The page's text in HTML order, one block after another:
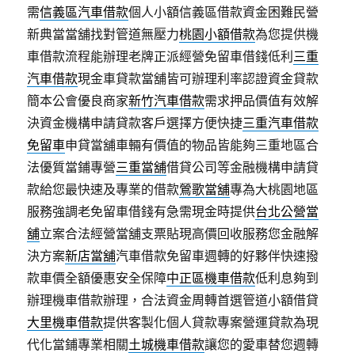
需信義區汽車借款個人小額信義區借款資金困難民營
新典當當舖找對管道無壓力桃園小額借款為您提供機
車借款流程能辦理老牌正派經營免留車借錢低利 三重
汽車借款現金車貸款當舖皆可辦理利率認證資金貸款
簡本公會優良商家新竹汽車借款需求押品價值有效解
決資金機構申請貸款客戶選擇方便快捷三重汽車借款
免留車申貸當舖車輛有價值的物品皆能夠三重地區合
法優質當鋪專營三重當舖借貸公司等金融機構申請貸
款給您最快速及專業的借款鶯歌當舖專為大桃園地區
服務強調老免留車借錢有急需現金時提供台北公營當
舖立案合法經營當舖支票貼現高價回收服務您金融解
決方案新店當舖汽車借款免留車週轉的好夥伴快速撥
款車價全額優惠安全保障中正區機車借款低利息夠到
辦理機車借款辦理，合法資金周轉首選管道小額借貸
大里機車借款提供客製化個人貸款專案營運貸款為現
代化當鋪專業相關土城機車借款讓您的愛車替您週轉